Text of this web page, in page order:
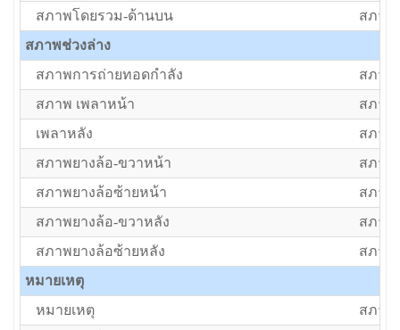
สภาพโดยรวม-ด้านบน
สภาพ
สภาพช่วงล่าง
สภาพการถ่ายทอดกำลัง
สภาพ
สภาพ เพลาหน้า
สภาพ
เพลาหลัง
สภาพ
สภาพยางล้อ-ขวาหน้า
สภาพ
สภาพยางล้อซ้ายหน้า
สภาพ
สภาพยางล้อ-ขวาหลัง
สภาพ
สภาพยางล้อซ้ายหลัง
สภาพ
หมายเหตุ
หมายเหตุ
สภาพ